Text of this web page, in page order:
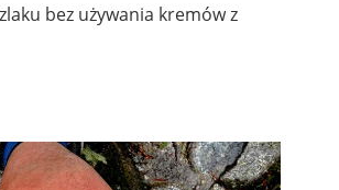
bez używania kremów z